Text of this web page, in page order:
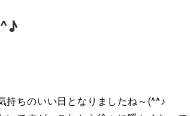
持ちのいい日となりましたね～(^^♪